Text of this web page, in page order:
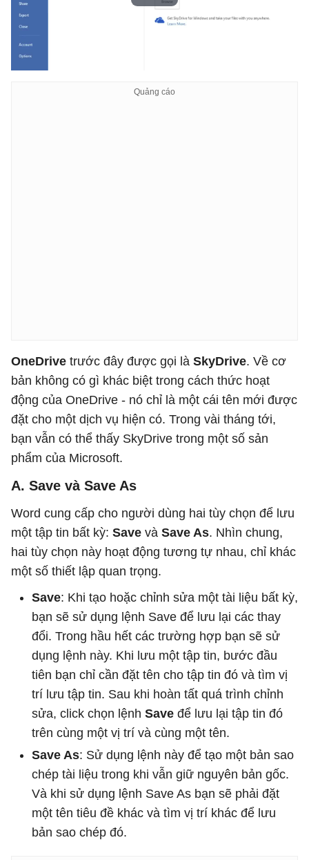
OneDrive trước đây được gọi là SkyDrive. Về cơ
bản không có gì khác biệt trong cách thức hoạt
động của OneDrive - nó chỉ là một cái tên mới được
đặt cho một dịch vụ hiện có. Trong vài tháng tới,
bạn vẫn có thể thấy SkyDrive trong một số sản
phẩm của Microsoft.
A. Save và Save As
Word cung cấp cho người dùng hai tùy chọn để lưu
một tập tin bất kỳ: Save và Save As. Nhìn chung,
hai tùy chọn này hoạt động tương tự nhau, chỉ khác
một số thiết lập quan trọng.
Save: Khi tạo hoặc chỉnh sửa một tài liệu bất kỳ,
bạn sẽ sử dụng lệnh Save để lưu lại các thay
đổi. Trong hầu hết các trường hợp bạn sẽ sử
dụng lệnh này. Khi lưu một tập tin, bước đầu
tiên bạn chỉ cần đặt tên cho tập tin đó và tìm vị
trí lưu tập tin. Sau khi hoàn tất quá trình chỉnh
sửa, click chọn lệnh Save để lưu lại tập tin đó
trên cùng một vị trí và cùng một tên.
Save As: Sử dụng lệnh này để tạo một bản sao
chép tài liệu trong khi vẫn giữ nguyên bản gốc.
Và khi sử dụng lệnh Save As bạn sẽ phải đặt
một tên tiêu đề khác và tìm vị trí khác để lưu
bản sao chép đó.